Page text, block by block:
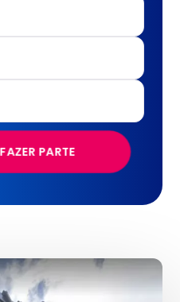
PARTE